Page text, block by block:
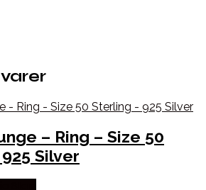
– Ring – Size 50
Silver